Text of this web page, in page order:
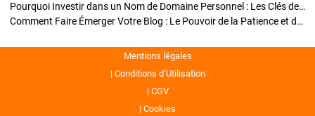
Pourquoi Investir dans un Nom de Domaine Personnel : Les Clés de la Réussite de Votre Blog
Comment Faire Émerger Votre Blog : Le Pouvoir de la Patience et de la Persévérance
Mentions légales
Conditions d’Utilisation
CGV
Cookies